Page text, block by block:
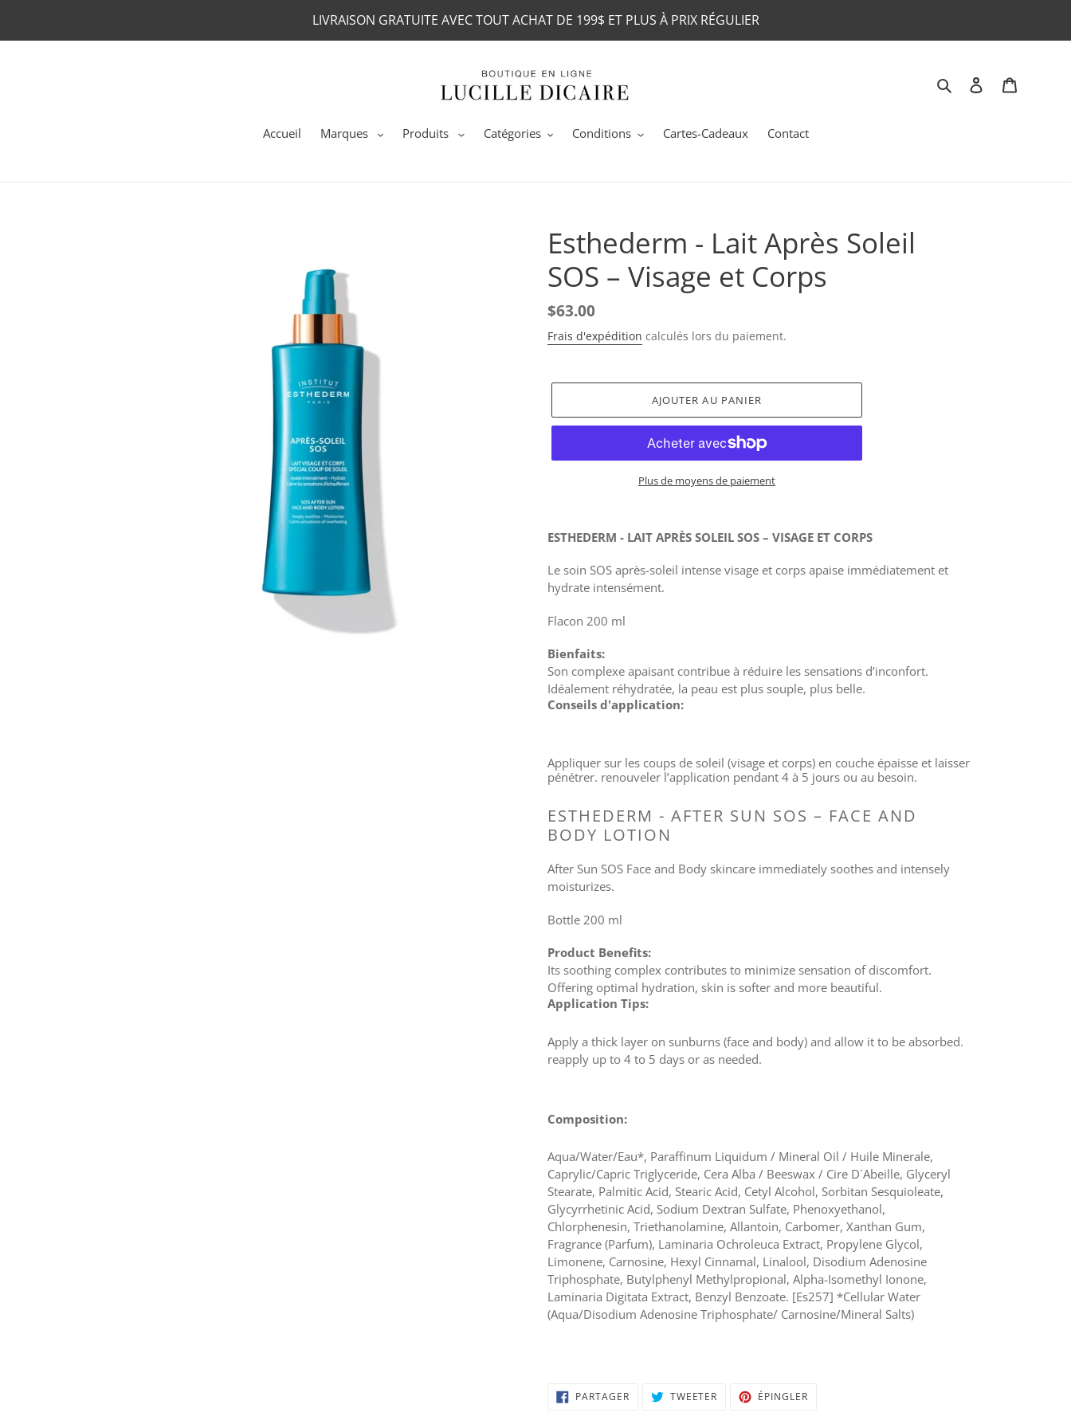
contenu
LIVRAISON GRATUITE AVEC TOUT ACHAT DE 199$ ET PLUS À PRIX RÉGULIER
RechercherSe connecter
Accueil Marques Produits Catégories Conditions Cartes-Cadeaux Contact
Esthederm - Lait Après Soleil
SOS – Visage et Corps
Prix
normal
$63.00
Frais d'expédition calculés lors du paiement.
AJOUTER AU PANIER
Plus de moyens de paiement
d'un
produit
à
votre
panier
ESTHEDERM - LAIT APRÈS SOLEIL SOS – VISAGE ET CORPS
Le soin SOS après-soleil intense visage et corps apaise immédiatement et
hydrate intensément.
Flacon 200 ml
Bienfaits:
Son complexe apaisant contribue à réduire les sensations d’inconfort.
Idéalement réhydratée, la peau est plus souple, plus belle.
Conseils d'application:
Appliquer sur les coups de soleil (visage et corps) en couche épaisse et laisser
pénétrer. renouveler l’application pendant 4 à 5 jours ou au besoin.
ESTHEDERM - AFTER SUN SOS – FACE AND
BODY LOTION
After Sun SOS Face and Body skincare immediately soothes and intensely
moisturizes.
Bottle 200 ml
Product Benefits:
Its soothing complex contributes to minimize sensation of discomfort.
Offering optimal hydration, skin is softer and more beautiful.
Application Tips:
Apply a thick layer on sunburns (face and body) and allow it to be absorbed.
reapply up to 4 to 5 days or as needed.
Composition:
Aqua/Water/Eau*, Paraffinum Liquidum / Mineral Oil / Huile Minerale,
Caprylic/Capric Triglyceride, Cera Alba / Beeswax / Cire D´Abeille, Glyceryl
Stearate, Palmitic Acid, Stearic Acid, Cetyl Alcohol, Sorbitan Sesquioleate,
Glycyrrhetinic Acid, Sodium Dextran Sulfate, Phenoxyethanol,
Chlorphenesin, Triethanolamine, Allantoin, Carbomer, Xanthan Gum,
Fragrance (Parfum), Laminaria Ochroleuca Extract, Propylene Glycol,
Limonene, Carnosine, Hexyl Cinnamal, Linalool, Disodium Adenosine
Triphosphate, Butylphenyl Methylpropional, Alpha-Isomethyl Ionone,
Laminaria Digitata Extract, Benzyl Benzoate. [Es257] *Cellular Water
(Aqua/Disodium Adenosine Triphosphate/ Carnosine/Mineral Salts)
PARTAGERPARTAGER
SUR
TWEETER TWEETERÉPINGLER